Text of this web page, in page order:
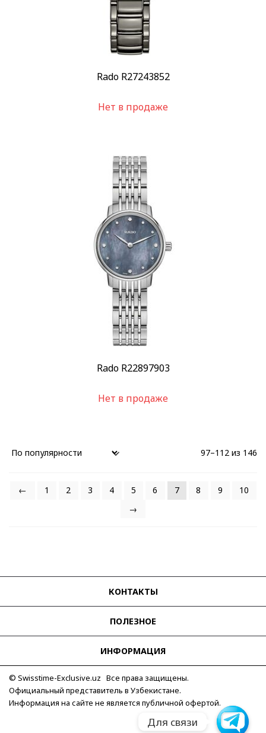
Rado R27243852
Нет в продаже
Rado R22897903
Нет в продаже
97–112 из 146
← 1 2 3 4 5 6 7 8 9
10
→
КОНТАКТЫ
ПОЛЕЗНОЕ
ИНФОРМАЦИЯ
© Swisstime-Exclusive.uz Все права защищены.
Официальный представитель в Узбекистане.
Информация на сайте не является публичной офертой.Telegram
Для связи